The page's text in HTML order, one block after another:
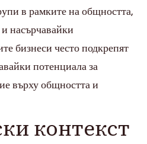
в рамките на общността,
насърчавайки
бизнеси често подкрепят
потенциала за
върху общността и
контекст